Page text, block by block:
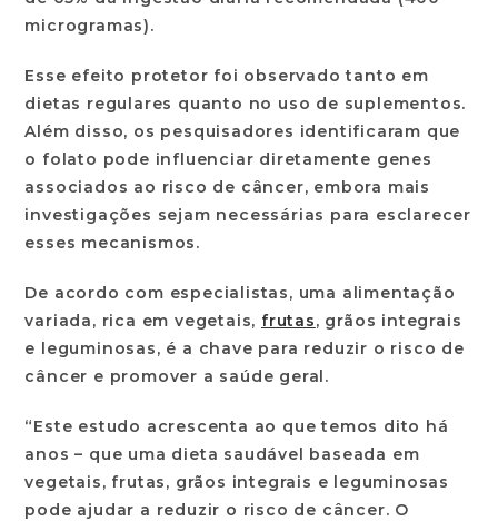
microgramas).
Esse efeito protetor foi observado tanto em
dietas regulares quanto no uso de suplementos.
Além disso, os pesquisadores identificaram que
o folato pode influenciar diretamente genes
associados ao risco de câncer, embora mais
investigações sejam necessárias para esclarecer
esses mecanismos.
De acordo com especialistas, uma alimentação
variada, rica em vegetais, frutas, grãos integrais
e leguminosas, é a chave para reduzir o risco de
câncer e promover a saúde geral.
“Este estudo acrescenta ao que temos dito há
anos – que uma dieta saudável baseada em
vegetais, frutas, grãos integrais e leguminosas
pode ajudar a reduzir o risco de câncer. O